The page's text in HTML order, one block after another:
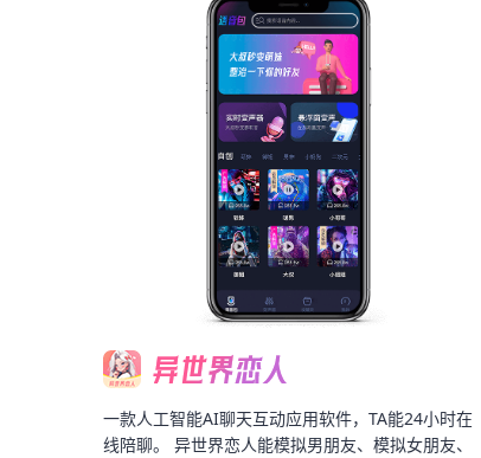
一款人工智能AI聊天互动应用软件，TA能24小时在
线陪聊。 异世界恋人能模拟男朋友、模拟女朋友、